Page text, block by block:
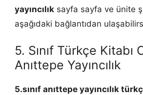
yayıncılık sayfa sayfa ve ünite
aşağıdaki bağlantıdan
5. Sınıf Türkçe Kitabı
Anıttepe Yayıncılık
5.sınıf anıttepe yayıncılık